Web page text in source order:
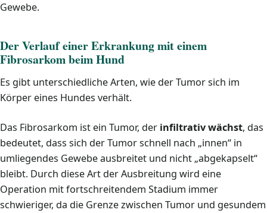
Gewebe.
Der Verlauf einer Erkrankung mit einem
Fibrosarkom beim Hund
Es gibt unterschiedliche Arten, wie der Tumor sich im
Körper eines Hundes verhält.
Das Fibrosarkom ist ein Tumor, der infiltrativ wächst, das
bedeutet, dass sich der Tumor schnell nach „innen“ in
umliegendes Gewebe ausbreitet und nicht „abgekapselt“
bleibt. Durch diese Art der Ausbreitung wird eine
Operation mit fortschreitendem Stadium immer
schwieriger, da die Grenze zwischen Tumor und gesundem